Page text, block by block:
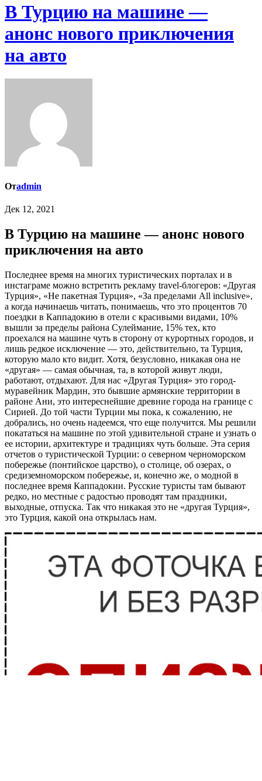
В Турцию на машине —
анонс нового приключения
на авто
Отadmin
Дек 12, 2021
В Турцию на машине — анонс нового
приключения на авто
Последнее время на многих туристических порталах и в
инстаграме можно встретить рекламу travel-блогеров: «Другая
Турция», «Не пакетная Турция», «За пределами All inclusive»,
а когда начинаешь читать, понимаешь, что это процентов 70
поездки в Каппадокию в отели с красивыми видами, 10%
вышли за пределы района Сулеймание, 15% тех, кто
проехался на машине чуть в сторону от курортных городов, и
лишь редкое исключение — это, действительно, та Турция,
которую мало кто видит. Хотя, безусловно, никакая она не
«другая» — самая обычная, та, в которой живут люди,
работают, отдыхают. Для нас «Другая Турция» это город-
муравейник Мардин, это бывшие армянские территории в
районе Ани, это интереснейшие древние города на границе с
Сирией. До той части Турции мы пока, к сожалению, не
добрались, но очень надеемся, что еще получится. Мы решили
покататься на машине по этой удивительной стране и узнать о
ее истории, архитектуре и традициях чуть больше. Эта серия
отчетов о туристической Турции: о северном черноморском
побережье (понтийское царство), о столице, об озерах, о
средиземноморском побережье, и, конечно же, о модной в
последнее время Каппадокии. Русские туристы там бывают
редко, но местные с радостью проводят там праздники,
выходные, отпуска. Так что никакая это не «другая Турция»,
это Турция, какой она открылась нам.